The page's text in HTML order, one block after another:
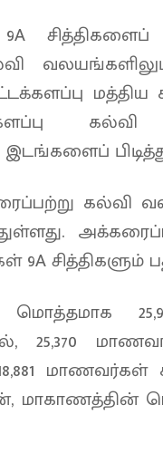
சித்திகளைப்
மத்திய
கல்வி
9A சித்திகளும்
25,370
மாகாணத்தின்